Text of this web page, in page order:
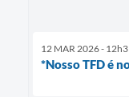
12 MAR 2026 -
*Nosso TFD é